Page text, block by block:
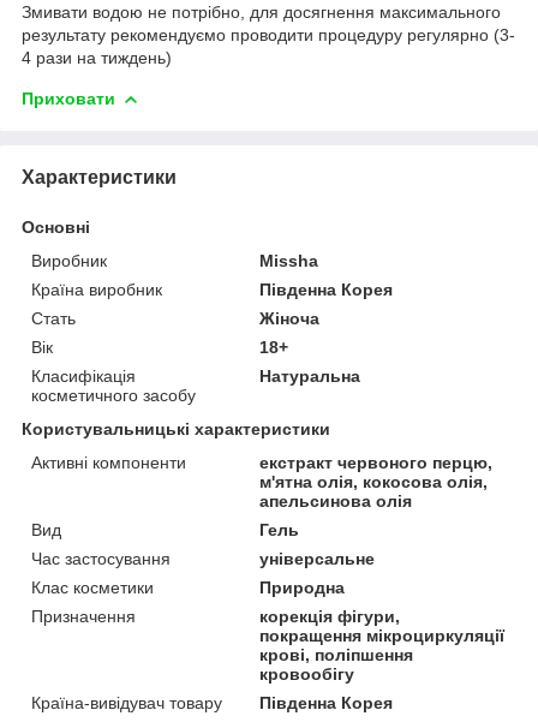
Змивати водою не потрібно, для досягнення максимального
результату рекомендуємо проводити процедуру регулярно (3-
4 рази на тиждень)
Приховати
Характеристики
Основні
Виробник
Missha
Країна виробник
Південна Корея
Стать
Жіноча
Вік
18+
Класифікація
косметичного засобу
Натуральна
Користувальницькі характеристики
Активні компоненти
екстракт червоного перцю,
м'ятна олія, кокосова олія,
апельсинова олія
Вид
Гель
Час застосування
універсальне
Клас косметики
Природна
Призначення
корекція фігури,
покращення мікроциркуляції
крові, поліпшення
кровообігу
Країна-вивідувач товару
Південна Корея